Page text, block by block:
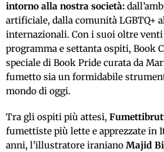
intorno alla nostra società:
artificiale, dalla comunità LGBTQ+
internazionali. Con i suoi oltre
programma e settanta ospiti, Book
speciale di Book Pride curata da
fumetto sia un formidabile
mondo di oggi.
Tra gli ospiti più attesi,
fumettiste più lette e apprezzate in
anni, l’illustratore iraniano Majid